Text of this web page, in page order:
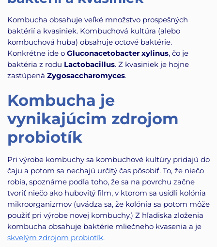
Kombucha obsahuje veľké množstvo prospešných
baktérií a kvasiniek. Kombuchová kultúra (alebo
kombuchová huba) obsahuje octové baktérie.
Konkrétne ide o Gluconacetobacter xylinus, čo je
baktéria z rodu Lactobacillus. Z kvasiniek je hojne
zastúpená Zygosaccharomyces.
Kombucha je
vynikajúcim zdrojom
probiotík
Pri výrobe kombuchy sa kombuchové kultúry pridajú do
čaju a potom sa nechajú určitý čas pôsobiť. To, že niečo
robia, spoznáme podľa toho, že sa na povrchu začne
tvoriť niečo ako hubovitý film, v ktorom sa usídli kolónia
mikroorganizmov (uvádza sa, že kolónia sa potom môže
použiť pri výrobe novej kombuchy.) Z hľadiska zloženia
kombucha obsahuje baktérie mliečneho kvasenia a je
skvelým zdrojom probiotík.